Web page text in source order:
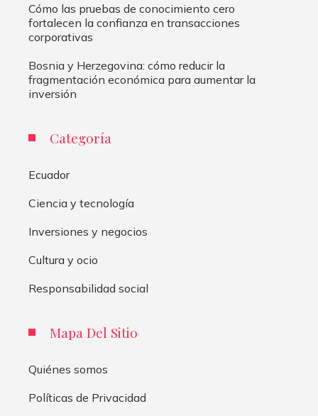
Cómo las pruebas de conocimiento cero
fortalecen la confianza en transacciones
corporativas
Bosnia y Herzegovina: cómo reducir la
fragmentación económica para aumentar la
inversión
Categoría
Ecuador
Ciencia y tecnología
Inversiones y negocios
Cultura y ocio
Responsabilidad social
Mapa Del Sitio
Quiénes somos
Políticas de Privacidad